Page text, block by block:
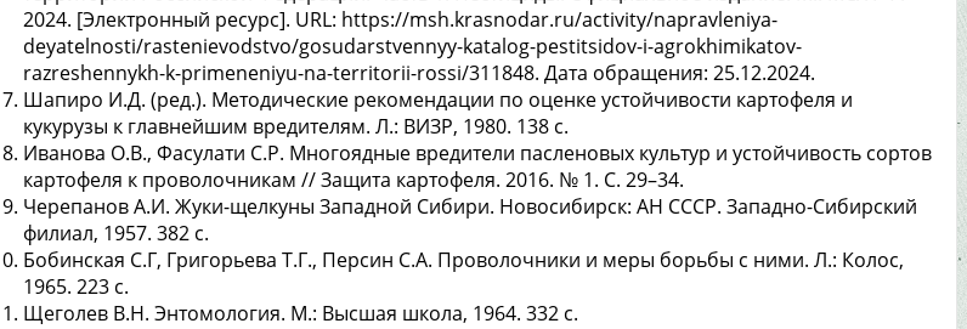
2024. [Электронный ресурс]. URL: https://msh.krasnodar.ru/activity/napravleniya-
deyatelnosti/rastenievodstvo/gosudarstvennyy-katalog-pestitsidov-i-agrokhimikatov-
razreshennykh-k-primeneniyu-na-territorii-rossi/311848. Дата обращения: 25.12.2024.
Шапиро И.Д. (ред.). Методические рекомендации по оценке устойчивости картофеля и
кукурузы к главнейшим вредителям. Л.: ВИЗР, 1980. 138 с.
Иванова О.В., Фасулати С.Р. Многоядные вредители пасленовых культур и устойчивость сортов
картофеля к проволочникам // Защита картофеля. 2016. № 1. С. 29–34.
Черепанов А.И. Жуки-щелкуны Западной Сибири. Новосибирск: АН СССР. Западно-Сибирский
филиал, 1957. 382 с.
Бобинская С.Г, Григорьева Т.Г., Персин С.А. Проволочники и меры борьбы с ними. Л.: Колос,
1965. 223 с.
Щеголев В.Н. Энтомология. М.: Высшая школа, 1964. 332 с.